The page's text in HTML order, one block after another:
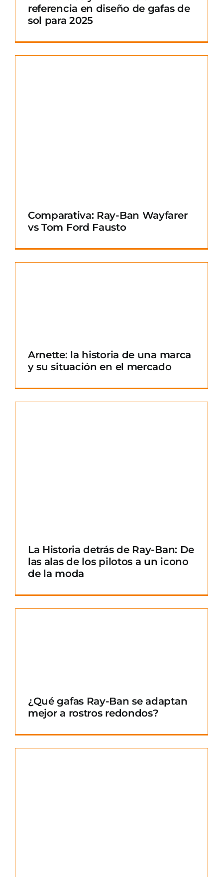
referencia en diseño de gafas de
sol para 2025
Comparativa: Ray-Ban Wayfarer
vs Tom Ford Fausto
Arnette: la historia de una marca
y su situación en el mercado
La Historia detrás de Ray-Ban: De
las alas de los pilotos a un icono
de la moda
¿Qué gafas Ray-Ban se adaptan
mejor a rostros redondos?